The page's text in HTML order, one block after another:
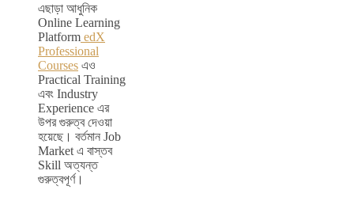
এছাড়া আধুনিক
Online Learning
Platform edX
Professional
Courses এও
Practical Training
এবং Industry
Experience এর
উপর গুরুত্ব দেওয়া
হয়েছে। বর্তমান Job
Market এ বাস্তব
Skill অত্যন্ত
গুরুত্বপূর্ণ।